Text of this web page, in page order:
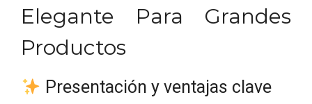
Elegante Para Grandes
Productos
Presentación y ventajas clave